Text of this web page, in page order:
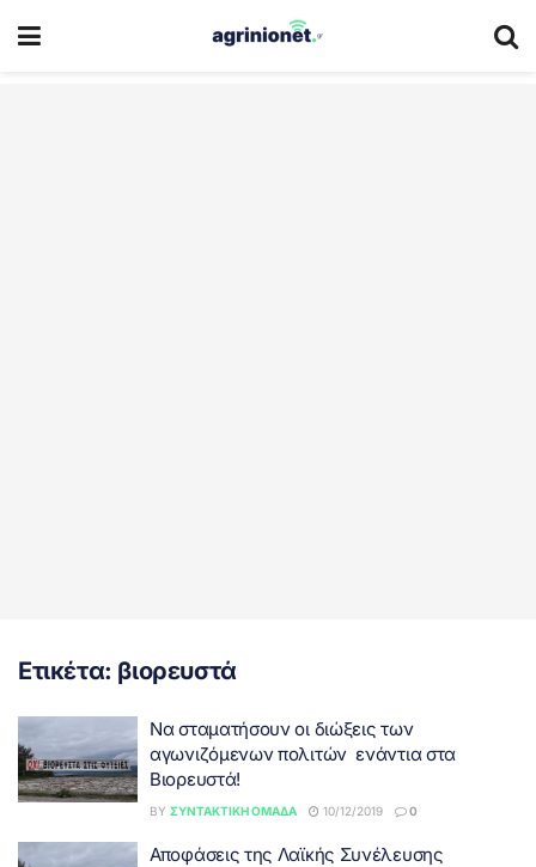
Ετικέτα: βιορευστά
Να σταματήσουν οι διώξεις των
αγωνιζόμενων πολιτών ενάντια στα
Βιορευστά!
BY ΣΥΝΤΑΚΤΙΚΉ ΟΜΆΔΑ 10/12/2019 0
Αποφάσεις της Λαϊκής Συνέλευσης